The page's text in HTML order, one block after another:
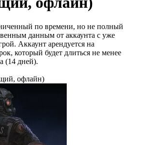
по времени, но не полный
данным от аккаунта с уже
Аккаунт арендуется на
который будет длиться не менее
(14 дней).
офлайн)